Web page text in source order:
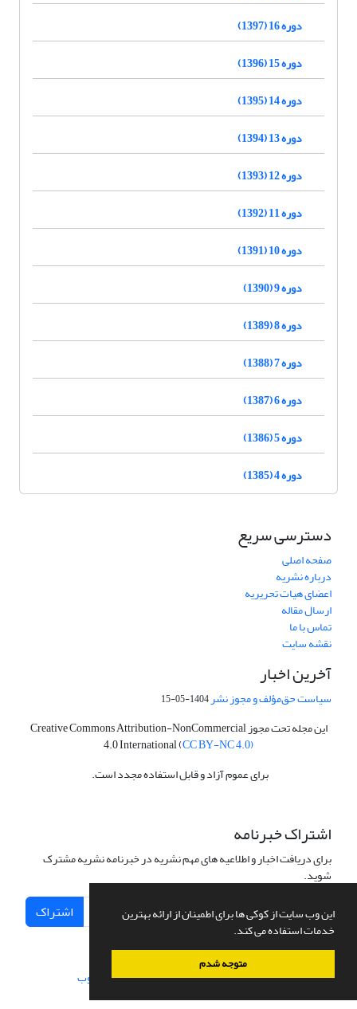
این وب سایت از کوکی ها برای اطمینان از ارائه بهترین
خدمات استفاده می کند.
متوجه شدم
دوره 16 (1397)
دوره 15 (1396)
دوره 14 (1395)
دوره 13 (1394)
دوره 12 (1393)
دوره 11 (1392)
دوره 10 (1391)
دوره 9 (1390)
دوره 8 (1389)
دوره 7 (1388)
دوره 6 (1387)
دوره 5 (1386)
دوره 4 (1385)
دسترسی سریع
صفحه اصلی
درباره نشریه
اعضای هیات تحریریه
ارسال مقاله
تماس با ما
نقشه سایت
آخرین اخبار
سیاست حق‌مؤلف و مجوز نشر1404-05-15
این مجله تحت مجوز Creative Commons Attribution-NonCommercial
4.0 International (CC BY-NC 4.0)
برای عموم آزاد و قابل استفاده مجدد است.
اشتراک خبرنامه
برای دریافت اخبار و اطلاعیه های مهم نشریه در خبرنامه نشریه مشترک
شوید.
اشتراک
سامانه مدیریت نشریات علمی.طراحی و پیاده سازی از سیناوب